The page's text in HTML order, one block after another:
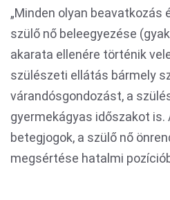
„Minden olyan beavatkozás
szülő nő beleegyezése
akarata ellenére történik
szülészeti ellátás bármely
várandósgondozást, a
gyermekágyas időszakot is.
betegjogok, a szülő nő
megsértése hatalmi